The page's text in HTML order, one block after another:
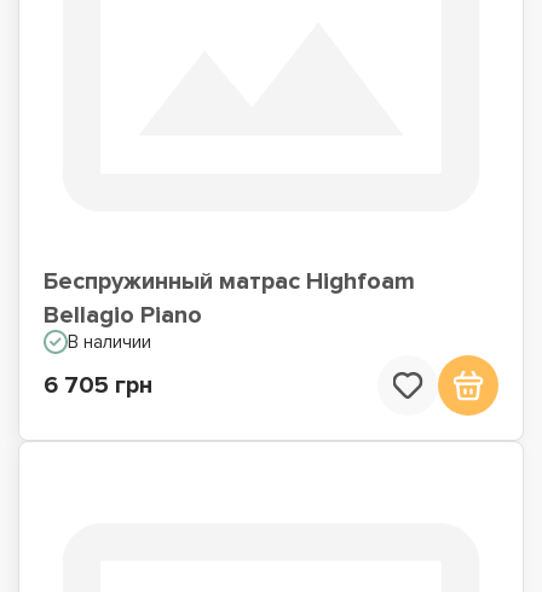
Беспружинный матрас Highfoam
Bellagio Piano
В наличии
6 705 грн